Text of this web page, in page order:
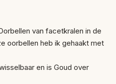
van facetkralen in de
oorbellen heb ik gehaakt met
en is Goud over